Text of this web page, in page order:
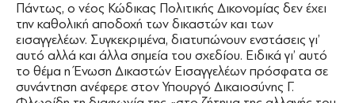
Πάντως, ο νέος Κώδικας Πολιτικής Δικονομίας δεν έχει
την καθολική αποδοχή των δικαστών και των
εισαγγελέων. Συγκεκριμένα, διατυπώνουν ενστάσεις γι’
αυτό αλλά και άλλα σημεία του σχεδίου. Ειδικά γι’ αυτό
το θέμα η Ένωση Δικαστών Εισαγγελέων πρόσφατα σε
συνάντηση ανέφερε στον Υπουργό Δικαιοσύνης Γ.